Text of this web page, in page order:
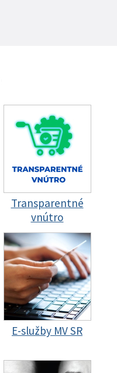
Transparentné
vnútro
E-služby MV SR